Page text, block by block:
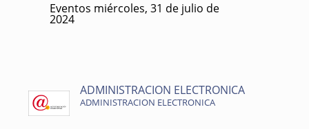
Eventos miércoles, 31 de julio de
2024
ADMINISTRACION ELECTRONICA
ADMINISTRACION ELECTRONICA